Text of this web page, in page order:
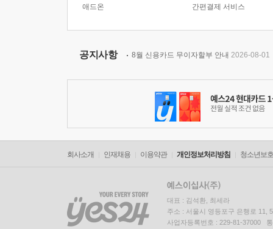
애드온
간편결제 서비스
공지사항 8월 신용카드 무이자할부 안내 2026-08-01
회사소개 인재채용 이용약관 개인정보처리방침 청소년보
대표 : 김석환, 최세라
주소 : 서울시 영등포구 은행로 11,
사업자등록번호 : 229-81-37000